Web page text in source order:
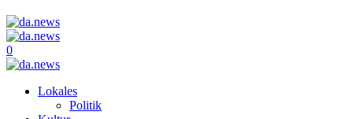
0
Lokales
Politik